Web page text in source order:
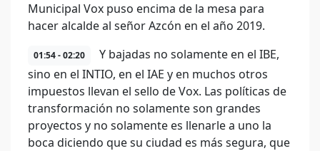
Municipal Vox puso encima de la mesa para
hacer alcalde al señor Azcón en el año 2019.
01:54 - 02:20
Y bajadas no solamente en el IBE,
sino en el INTIO, en el IAE y en muchos otros
impuestos llevan el sello de Vox. Las políticas de
transformación no solamente son grandes
proyectos y no solamente es llenarle a uno la
boca diciendo que su ciudad es más segura, que